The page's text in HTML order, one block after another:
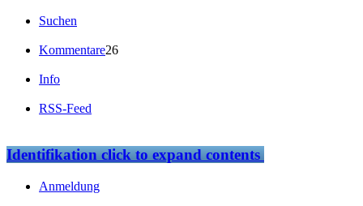
Suchen
Kommentare26
Info
RSS-Feed
Identifikationclick to expand contents
Anmeldung